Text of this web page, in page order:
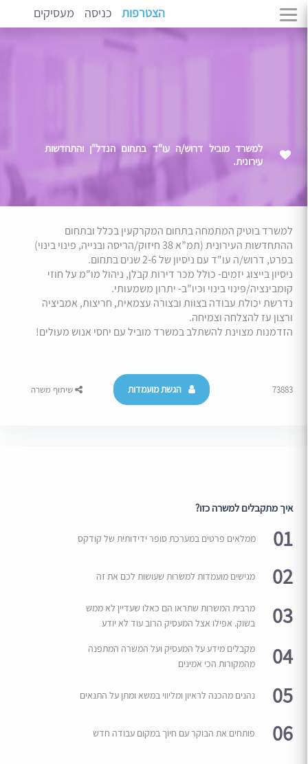
הצטרפות כניסה מעסיקים
למשרד מוביל דרוש/ה עו"ד בתחום הנדל"ן והתחדשות
עירונית.
למשרד בוטיק המתמחה בתחום המקרקעין בכלל ובתחום
ההתחדשות העירונית (תמ”א 38 חיזוק/הריסה ובנייה, פינוי בינוי)
בפרט, דרוש/ה עו"ד עם ניסיון של 2-6 שנים בתחום.
ניסיון בייצוג יזמים- כולל מכר דירות קבלן, ניהול מו"מ על חוזי
קומבינציה/פינוי בינוי וכיו"ב- יתרון משמעותי.
נדרשת יכולת עבודה בצוות ובצורה עצמאית, חריצות, אמביציה
ורצון עז להצלחה וצמיחה.
הזדמנות מצוינת להשתלב במשרד מוביל עם יחסי אנוש מעולים!
73883 הגשת מועמדות שיתוף משרה
איך מתקבלים למשרה כזו?
01 ממלאים פרטים במערכת סופר ידידותית של קודקס
02 מגישים מועמדות למשרות שעושות לכם את זה
03
מרבית המשרות שתראו הם כאלו שעדיין לא ממש
בשוק. אפילו אצל המעסיק הרוב עוד לא יודע
04
מקבלים מידע על המעסיק ועל המשרה המתפנה
מהמקורות הכי אמינים
05 נהנים מהכנה לראיון ומליווי במשא ומתן על התנאים
06 פותחים את הבוקר עם חיוך במקום עבודה חדש